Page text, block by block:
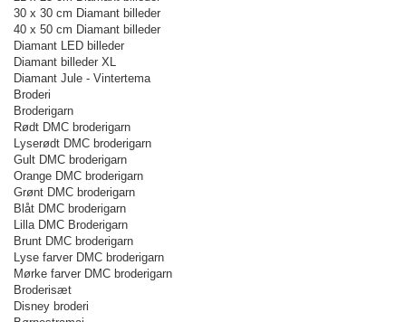
30 x 30 cm Diamant billeder
40 x 50 cm Diamant billeder
Diamant LED billeder
Diamant billeder XL
Diamant Jule - Vintertema
Broderi
Broderigarn
Rødt DMC broderigarn
Lyserødt DMC broderigarn
Gult DMC broderigarn
Orange DMC broderigarn
Grønt DMC broderigarn
Blåt DMC broderigarn
Lilla DMC Broderigarn
Brunt DMC broderigarn
Lyse farver DMC broderigarn
Mørke farver DMC broderigarn
Broderisæt
Disney broderi